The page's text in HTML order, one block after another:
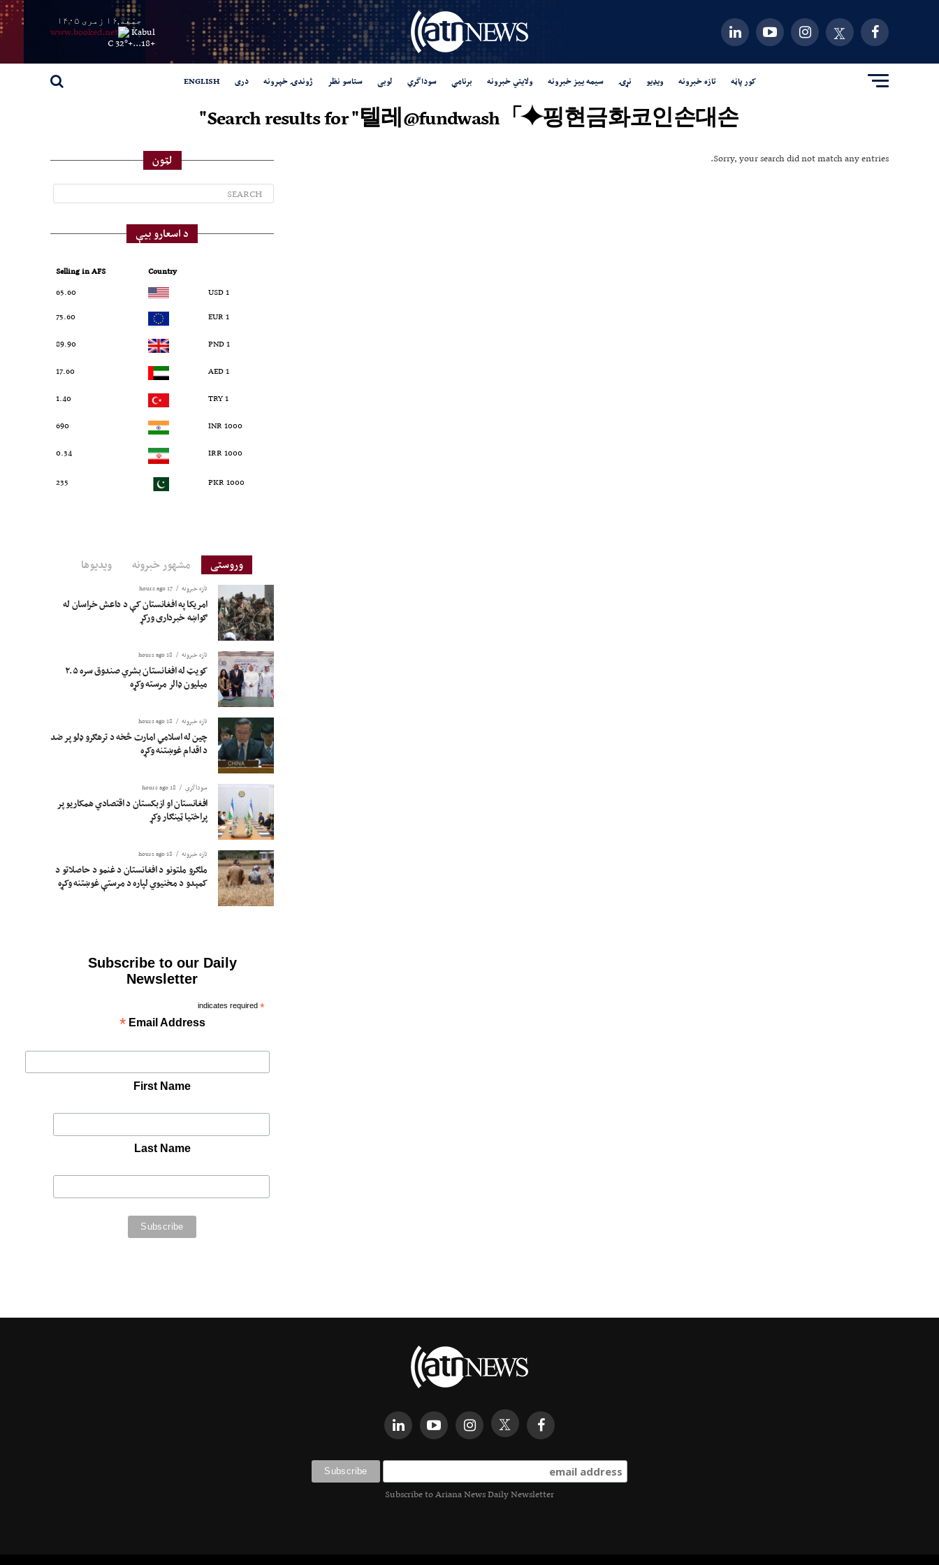
جمعه,۱۶ زمری ۱۴۰۵
Kabul
+
18...
+
32° C
کور پاڼه تازه خبرونه ویډیو نړۍ سیمه ییز خبرونه ولایتي خبرونه برنامې سوداگري لوبی ستاسو نظر ژوندۍ خپرونه دری ENGLISH
Search results for "텔레@fundwash「⯌핑현금화코인손대손"
Sorry, your search did not match any entries. لټون
د اسعارو بیې
Country
Selling in AFS
1 USD
65.60
1 EUR
75.60
1 PND
89.90
1 AED
17.60
1 TRY
1.40
1000 INR
690
1000 IRR
0.34
1000 PKR
235
وروستی مشهور خبرونه ویدیوها
تازه خبرونه 17 hours ago
امریکا په افغانستان کې د داعش خراسان له
ګواښه خبرداری ورکړ
تازه خبرونه 18 hours ago
کویټ له افغانستان بشري صندوق سره ۲.۵
میلیون ډالر مرسته وکړه
تازه خبرونه 18 hours ago
چین له اسلامي امارت څخه د ترهګرو ډلو پر ضد
د اقدام غوښتنه وکړه
سوداگري 18 hours ago
افغانستان او ازبکستان د اقتصادي همکاریو پر
پراختیا ټینګار وکړ
تازه خبرونه 18 hours ago
ملګرو ملتونو د افغانستان د غنمو د حاصلاتو د
کمېدو د مخنیوي لپاره د مرستې غوښتنه وکړه
Subscribe to our Daily
Newsletter
*
indicates required
Email Address
*
First Name
Last Name
Subscribe to Ariana News Daily Newsletter